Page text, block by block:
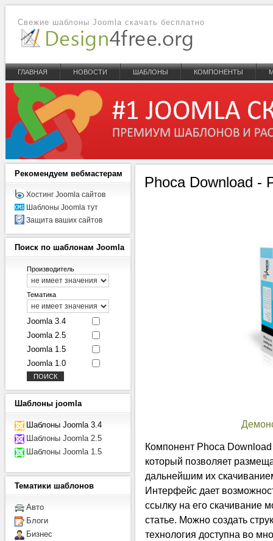
Свежие шаблоны Joomla скачать бесплатно
ГЛАВНАЯ НОВОСТИ ШАБЛОНЫ КОМПОНЕНТЫ
Phoca Download -
Компонент Phoca
который позволяет
дальнейшим их
Интерфейс дает
ссылку на его скачивание
статье. Можно создать
технология доступна во
Рекомендуем вебмастерам
Хостинг Joomla сайтов
Шаблоны Joomla тут
Защита ваших сайтов
Поиск по шаблонам Joomla
Производитель
Тематика
Joomla 3.4
Joomla 2.5
Joomla 1.5
Joomla 1.0
Шаблоны joomla
Шаблоны Joomla 3.4
Шаблоны Joomla 2.5
Шаблоны Joomla 1.5
Тематики шаблонов
Авто
Блоги
Бизнес